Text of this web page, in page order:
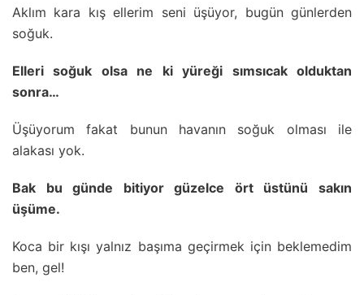
Aklım kara kış ellerim seni üşüyor, bugün günlerden
soğuk.
Elleri soğuk olsa ne ki yüreği sımsıcak olduktan
sonra…
Üşüyorum fakat bunun havanın soğuk olması ile
alakası yok.
Bak bu günde bitiyor güzelce ört üstünü sakın
üşüme.
Koca bir kışı yalnız başıma geçirmek için beklemedim
ben, gel!